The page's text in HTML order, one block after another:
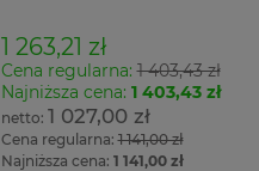
1 263,21 zł
Cena regularna:1 403,43 zł
Najniższa cena: 1 403,43 zł
1 027,00 zł
Cena regularna:1 141,00 zł
Najniższa cena: 1 141,00 zł